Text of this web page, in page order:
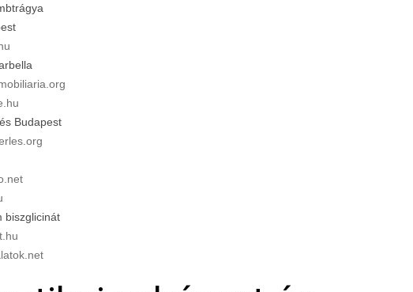
Budapest
biszglicinát